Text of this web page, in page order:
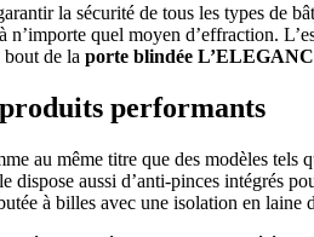
la sécurité de tous les types de
quel moyen d’effraction.
de la porte blindée
produits performants
au même titre que des modèles tels
aussi d’anti-pinces intégrés
à billes avec une isolation en